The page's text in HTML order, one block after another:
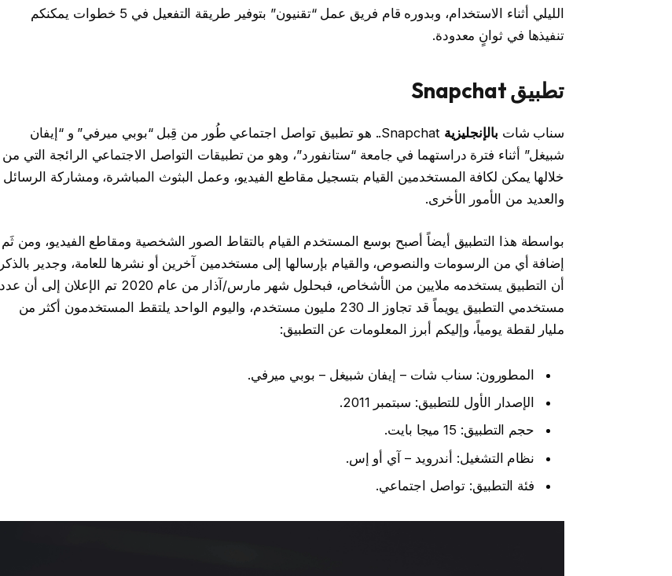
الليلي أثناء الاستخدام، وبدوره قام فريق عمل “تقنيون” بتوفير طريقة التفعيل في 5 خطوات يمكنكم
تنفيذها في ثوانٍ معدودة.
تطبيق Snapchat
سناب شات بالإنجليزية
Snapchat.. هو تطبيق تواصل اجتماعي طُور من قِبل “بوبي ميرفي” و “إيفان
شبيغل” أثناء فترة دراستهما في جامعة “ستانفورد”، وهو من تطبيقات التواصل الاجتماعي الرائجة التي من
خلالها يمكن لكافة المستخدمين القيام بتسجيل مقاطع الفيديو، وعمل البثوث المباشرة، ومشاركة الرسائل
والعديد من الأمور الأخرى.
بواسطة هذا التطبيق أيضاً أصبح بوسع المستخدم القيام بالتقاط الصور الشخصية ومقاطع الفيديو، ومن ثَم
إضافة أي من الرسومات والنصوص، والقيام بإرسالها إلى مستخدمين آخرين أو نشرها للعامة، وجدير بالذكر
أن التطبيق يستخدمه ملايين من الأشخاص، فبحلول شهر مارس/آذار من عام 2020 تم الإعلان إلى أن عدد
مستخدمي التطبيق يويماً قد تجاوز الـ 230 مليون مستخدم، واليوم الواحد يلتقط المستخدمون أكثر من
مليار لقطة يومياً، وإليكم أبرز المعلومات عن التطبيق:
المطورون: سناب شات – إيفان شبيغل – بوبي ميرفي.
الإصدار الأول للتطبيق: سبتمبر 2011.
حجم التطبيق: 15 ميجا بايت.
نظام التشغيل: أندرويد – آي أو إس.
فئة التطبيق: تواصل اجتماعي.